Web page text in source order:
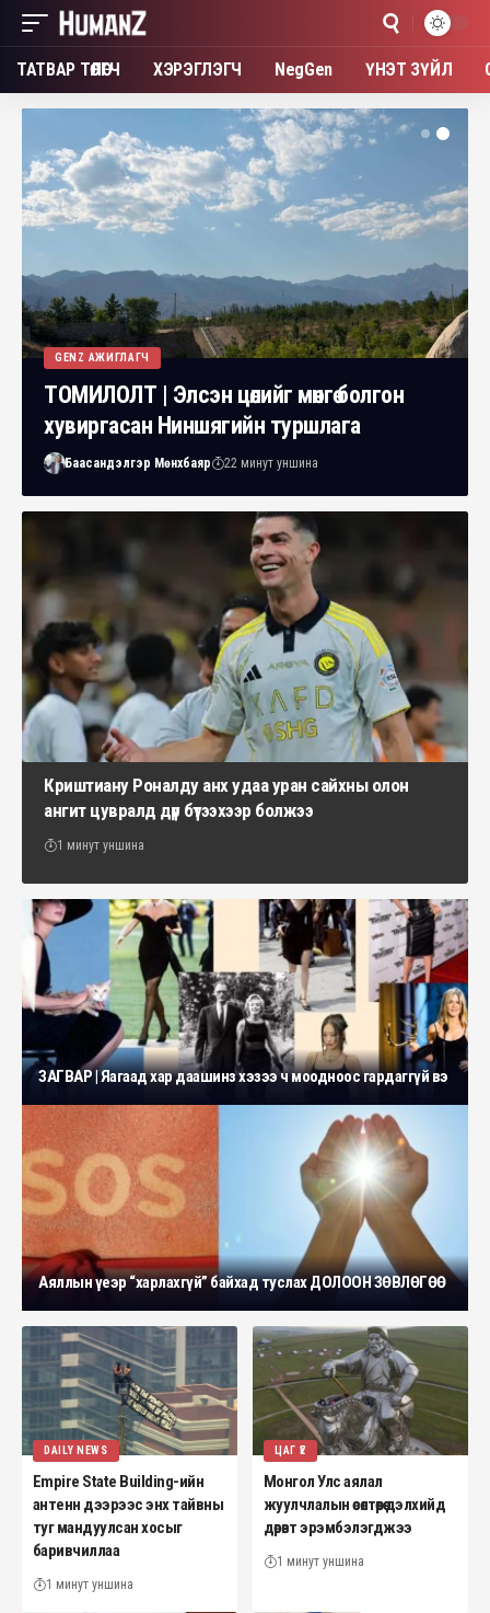
ТАТВАР ТӨЛӨГЧ ХЭРЭГЛЭГЧ NegGen ҮНЭТ ЗҮЙЛ
GENZ АЖИГЛАГЧ
ТОМИЛОЛТ | Элсэн цөлийг мөнгө болгон
хувиргасан Ниншягийн туршлага
Баасандэлгэр Мөнхбаяр 22 минут уншина
Криштиану Роналду анх удаа уран сайхны олон
ангит цувралд дүр бүтээхээр болжээ
1 минут уншина
ЗАГВАР | Яагаад хар даашинз хэзээ ч моодноос гардаггүй вэ
Аяллын үеэр “харлахгүй” байхад туслах ДОЛООН ЗӨВЛӨГӨӨ
DAILY NEWS
Empire State Building-ийн
антенн дээрээс энх тайвны
туг мандуулсан хосыг
баривчиллаа
1 минут уншина
ЦАГ ҮЕ
Монгол Улс аялал
жуулчлалын өсөлтөөрөө дэлхийд
дөрөвт эрэмбэлэгджээ
1 минут уншина